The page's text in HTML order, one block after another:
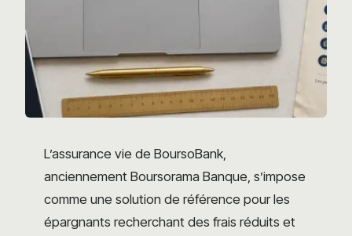
L’assurance vie de BoursoBank,
anciennement Boursorama Banque, s’impose
comme une solution de référence pour les
épargnants recherchant des frais réduits et